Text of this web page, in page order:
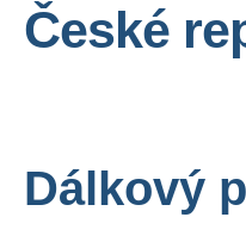
České
Dálkový